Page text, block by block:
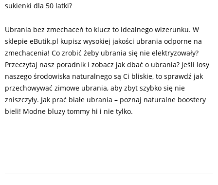
sukienki dla 50 latki?
Ubrania bez zmechaceń to klucz to idealnego wizerunku. W
sklepie eButik.pl kupisz wysokiej jakości ubrania odporne na
zmechacenia! Co zrobić żeby ubrania się nie elektryzowały?
Przeczytaj nasz poradnik i zobacz jak dbać o ubrania? Jeśli losy
naszego środowiska naturalnego są Ci bliskie, to sprawdź jak
przechowywać zimowe ubrania, aby zbyt szybko się nie
zniszczyły. Jak prać białe ubrania – poznaj naturalne boostery
bieli! Modne bluzy tommy hi i nie tylko.